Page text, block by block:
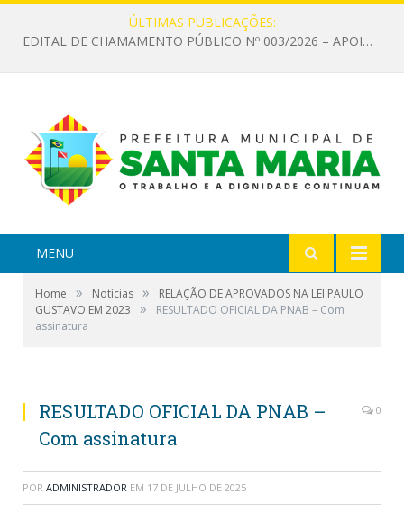
ÚLTIMAS PUBLICAÇÕES:
EDITAL DE CHAMAMENTO PÚBLICO Nº 003/2026 – APOIO À INFRAESTRUTURA CULTURAL
MENU
Home » Notícias »
RELAÇÃO DE APROVADOS NA LEI PAULO
GUSTAVO EM 2023
»
RESULTADO OFICIAL DA PNAB – Com
assinatura
RESULTADO OFICIAL DA PNAB –
Com assinatura
0
POR ADMINISTRADOR EM 17 DE JULHO DE 2025